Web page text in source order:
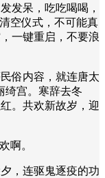
发呆，吃吃喝喝，
空仪式，不可能真
一键重启，不要浪
俗内容，就连唐太
绮宫。寒辞去冬
。共欢新故岁，迎
啊。
，连驱鬼逐疫的功